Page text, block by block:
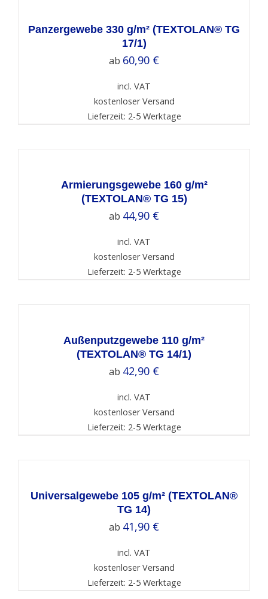
DETAILS
Panzergewebe 330 g/m² (TEXTOLAN® TG
17/1)
ab 60,90 €
incl. VAT
kostenloser Versand
Lieferzeit: 2-5 Werktage
Armierungsgewebe 160 g/m²
(TEXTOLAN® TG 15)
ab 44,90 €
incl. VAT
kostenloser Versand
Lieferzeit: 2-5 Werktage
Außenputzgewebe 110 g/m²
(TEXTOLAN® TG 14/1)
ab 42,90 €
incl. VAT
kostenloser Versand
Lieferzeit: 2-5 Werktage
DETAILS
Universalgewebe 105 g/m² (TEXTOLAN®
TG 14)
ab 41,90 €
incl. VAT
kostenloser Versand
Lieferzeit: 2-5 Werktage